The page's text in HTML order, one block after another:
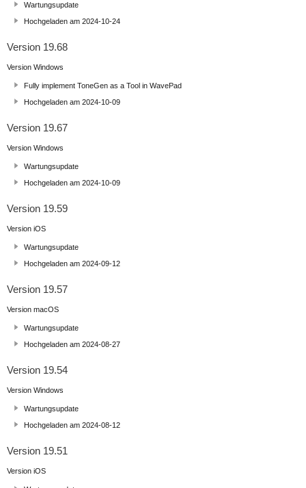
Wartungsupdate
Hochgeladen am 2024-10-24
Version 19.68
Version Windows
Fully implement ToneGen as a Tool in WavePad
Hochgeladen am 2024-10-09
Version 19.67
Version Windows
Wartungsupdate
Hochgeladen am 2024-10-09
Version 19.59
Version iOS
Wartungsupdate
Hochgeladen am 2024-09-12
Version 19.57
Version macOS
Wartungsupdate
Hochgeladen am 2024-08-27
Version 19.54
Version Windows
Wartungsupdate
Hochgeladen am 2024-08-12
Version 19.51
Version iOS